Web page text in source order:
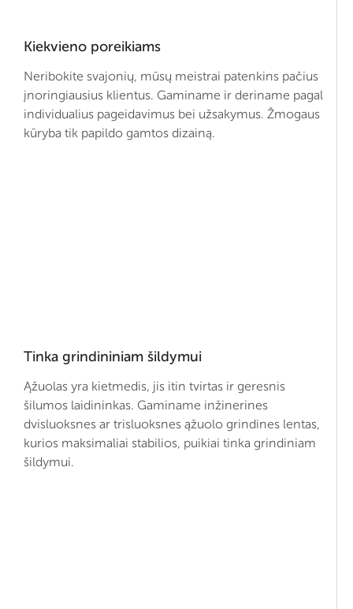
Kiekvieno poreikiams
Neribokite svajonių, mūsų meistrai patenkins pačius
įnoringiausius klientus. Gaminame ir deriname pagal
individualius pageidavimus bei užsakymus. Žmogaus
kūryba tik papildo gamtos dizainą.
Tinka grindininiam šildymui
Ąžuolas yra kietmedis, jis itin tvirtas ir geresnis
šilumos laidininkas. Gaminame inžinerines
dvisluoksnes ar trisluoksnes ąžuolo grindines lentas,
kurios maksimaliai stabilios, puikiai tinka grindiniam
šildymui.